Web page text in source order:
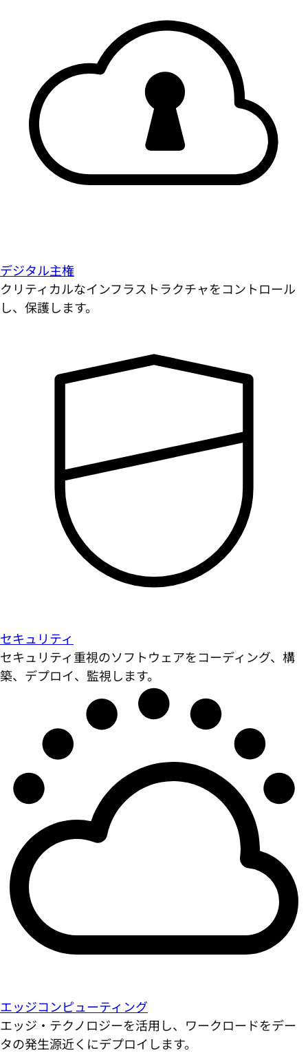
デジタル主権
クリティカルなインフラストラクチャをコントロール
し、保護します。
セキュリティ
セキュリティ重視のソフトウェアをコーディング、構
築、デプロイ、監視します。
エッジコンピューティング
エッジ・テクノロジーを活用し、ワークロードをデー
タの発生源近くにデプロイします。